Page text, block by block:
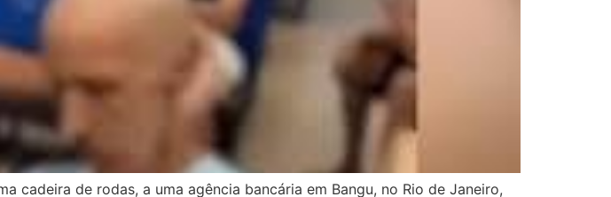
cadeira de rodas, a uma agência bancária em Bangu, no Rio de Janeiro,